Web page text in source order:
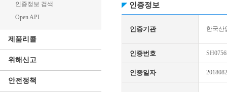
인증정보 검색
Open API
제품리콜
위해신고
안전정책
인증정보
인증기관 한국산
인증번호
인증일자